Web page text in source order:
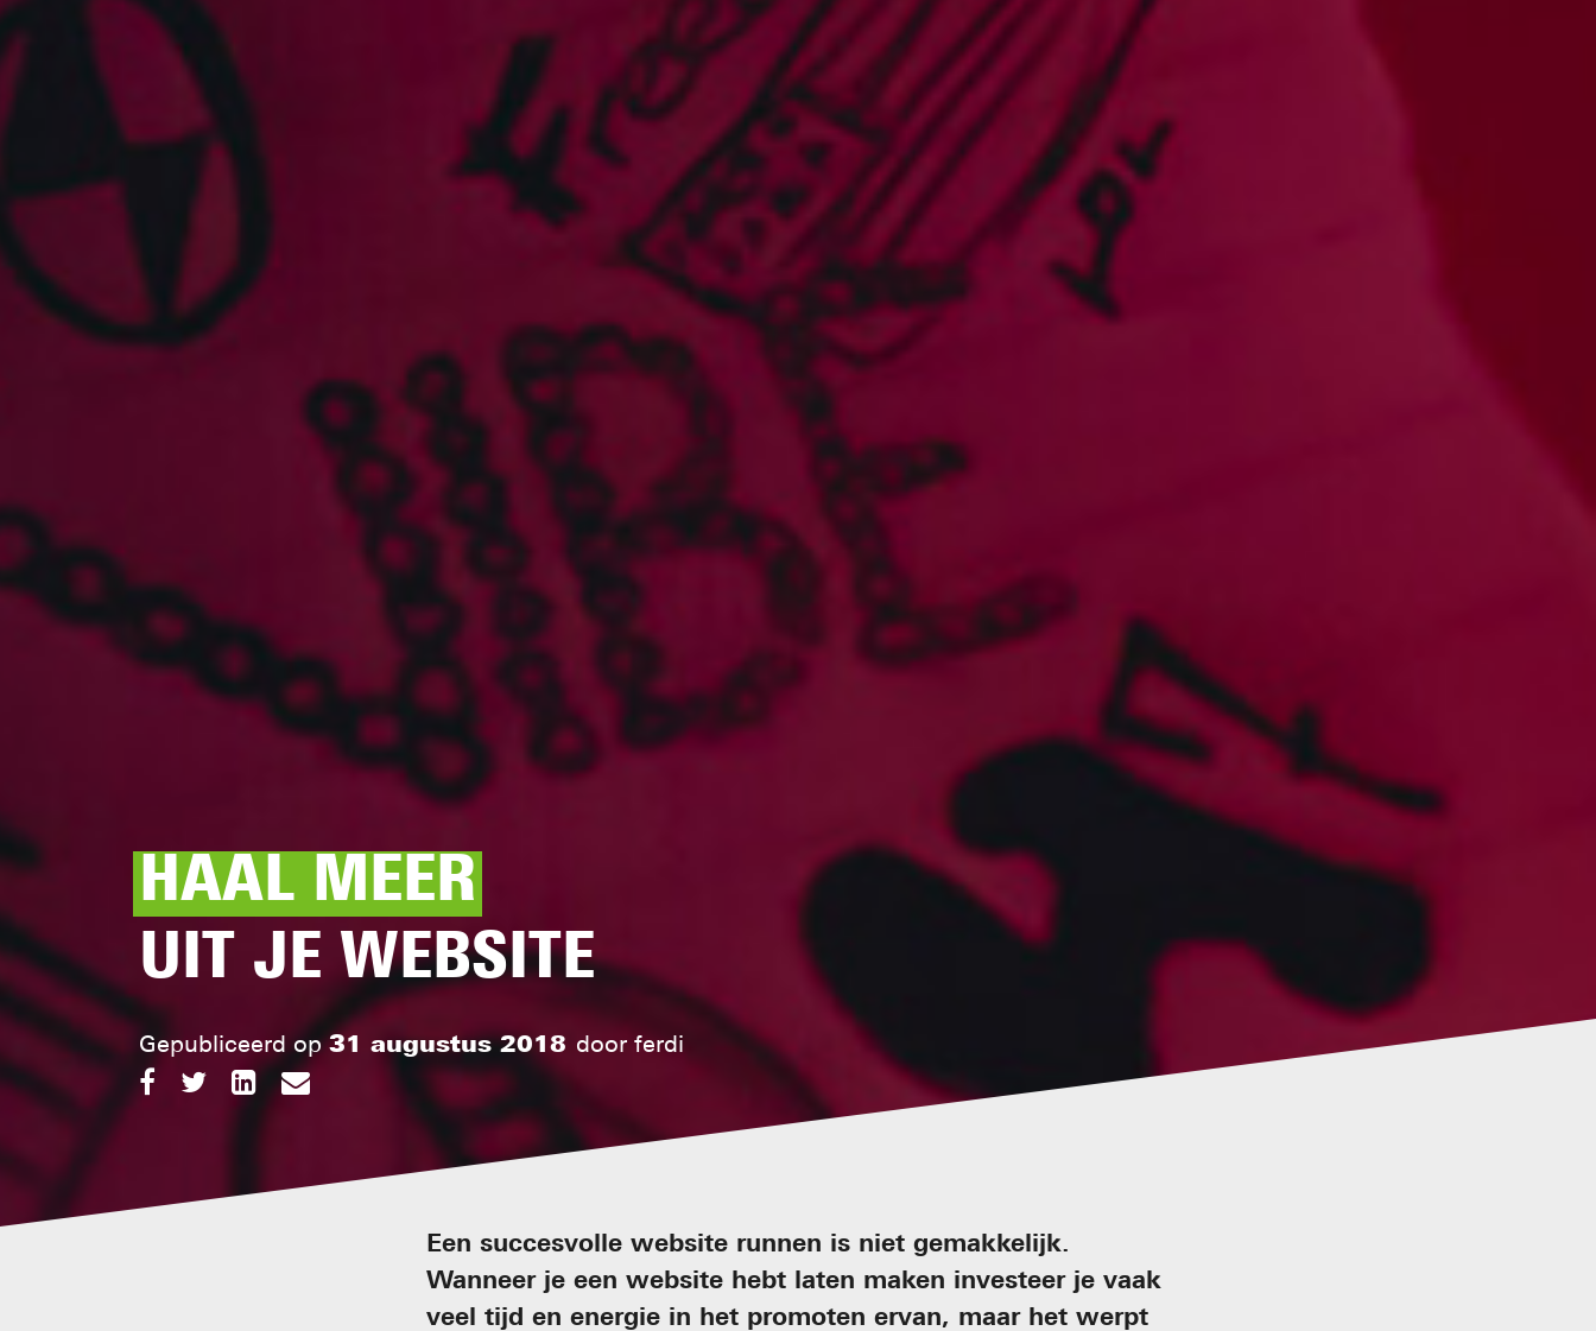
HAAL MEER
UIT JE WEBSITE
Gepubliceerd op31 augustus 2018 door ferdi
Een succesvolle website runnen is niet gemakkelijk.
Wanneer je een website hebt laten maken investeer je vaak
veel tijd en energie in het promoten ervan, maar het werpt